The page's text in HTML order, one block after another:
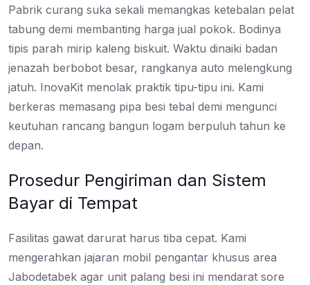
Pabrik curang suka sekali memangkas ketebalan pelat
tabung demi membanting harga jual pokok. Bodinya
tipis parah mirip kaleng biskuit. Waktu dinaiki badan
jenazah berbobot besar, rangkanya auto melengkung
jatuh. InovaKit menolak praktik tipu-tipu ini. Kami
berkeras memasang pipa besi tebal demi mengunci
keutuhan rancang bangun logam berpuluh tahun ke
depan.
Prosedur Pengiriman dan Sistem
Bayar di Tempat
Fasilitas gawat darurat harus tiba cepat. Kami
mengerahkan jajaran mobil pengantar khusus area
Jabodetabek agar unit palang besi ini mendarat sore